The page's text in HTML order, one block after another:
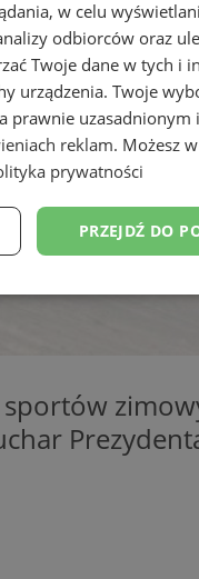
w celu
odbiorców oraz
Twoje dane w tych i
urządzenia. Twoje
prawnie uzasadnionym
reklam. Możesz
prywatności
PRZEJDŹ DO
Niesklasyfikowane